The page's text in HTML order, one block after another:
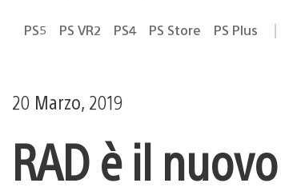
PS5 PS VR2 PS4 PS Store PS Plus
20 Marzo, 2019
RAD è il